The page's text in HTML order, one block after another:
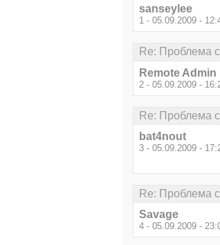
sanseylee
1 - 05.09.2009 -
Re: Проблема
Remote Admin
2 - 05.09.2009 -
Re: Проблема
bat4nout
3 - 05.09.2009 -
Re: Проблема
Savage
4 - 05.09.2009 -